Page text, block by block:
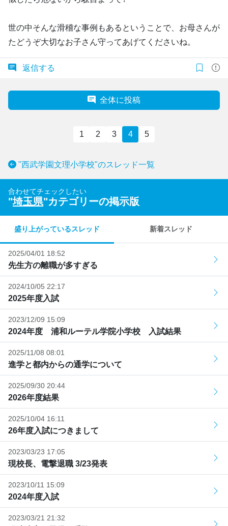
世の中そんな滑稽な事例もあるということで、お母さんが
たどうぞ大切なお子さん守ってあげてくださいね。
返信する
全体に投稿
1 2 3 4 5
"西武学園文理小学校"のスレッド一覧
合わせてチェックしたい
"埼玉県"カテゴリーの掲示版
盛り上がっているスレッド 新着スレッド
2025/04/01 18:52
先生方の離職が多すぎる
2024/10/05 22:17
2025年度入試
2023/12/09 15:09
2024年度 浦和ルーテル学院小学校 入試結果
2025/11/08 08:01
進学と都内からの通学について
2025/09/30 20:44
2026年度結果
2025/10/04 16:11
26年度入試につきまして
2023/03/23 17:05
現校長、電撃退職 3/23発表
2023/10/11 15:09
2024年度入試
2023/03/21 21:32